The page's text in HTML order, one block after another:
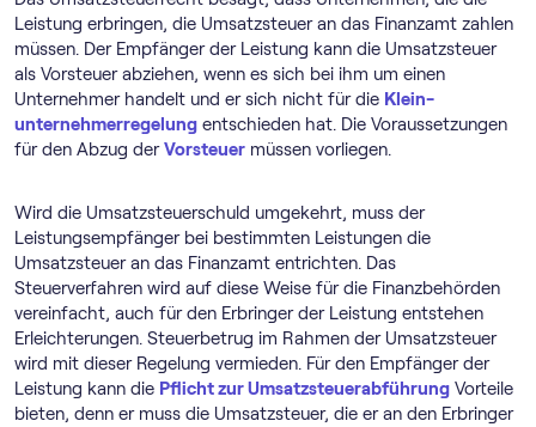
Leistung erbringen, die Umsatzsteuer an das Finanzamt zahlen
müssen. Der Empfänger der Leistung kann die Umsatzsteuer
als Vorsteuer abziehen, wenn es sich bei ihm um einen
Unternehmer handelt und er sich nicht für die Klein­
unternehmer­regelung entschieden hat. Die Voraussetzungen
für den Abzug derVorsteuer müssen vorliegen.
Wird die Umsatzsteuerschuld umgekehrt, muss der
Leistungsempfänger bei bestimmten Leistungen die
Umsatzsteuer an das Finanzamt entrichten. Das
Steuerverfahren wird auf diese Weise für die Finanzbehörden
vereinfacht, auch für den Erbringer der Leistung entstehen
Erleichterungen. Steuerbetrug im Rahmen der Umsatzsteuer
wird mit dieser Regelung vermieden. Für den Empfänger der
Leistung kann die Pflicht zur Umsatzsteuerabführung Vorteile
bieten, denn er muss die Umsatzsteuer, die er an den Erbringer